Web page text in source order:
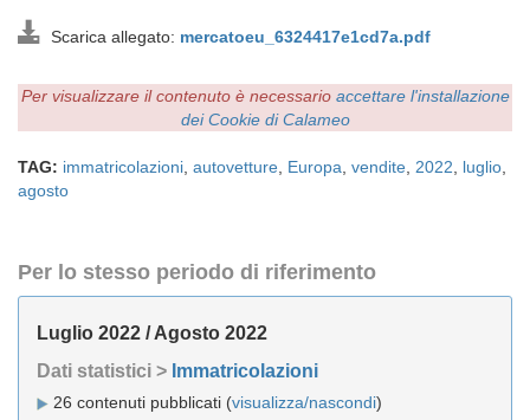
Scarica allegato: mercatoeu_6324417e1cd7a.pdf
Per visualizzare il contenuto è necessario accettare l'installazione
dei Cookie di Calameo
TAG: immatricolazioni autovetture Europa vendite 2022 luglio
agosto
Per lo stesso periodo di riferimento
Luglio 2022 / Agosto 2022
Dati statistici > Immatricolazioni
26 contenuti pubblicati (visualizza/nascondi)